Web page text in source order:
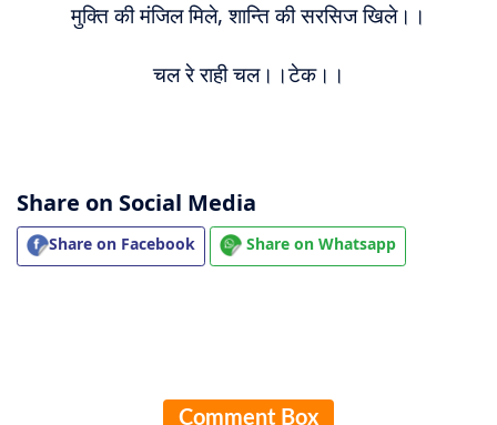
मुक्ति की मंजिल मिले, शान्ति की सरसिज खिले।।
चल रे राही चल।।टेक।।
Share on Social Media
Share on Facebook Share on Whatsapp
Comment Box